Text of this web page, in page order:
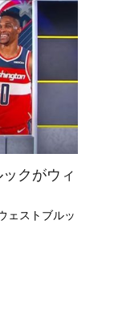
クがウィ
ェストブルッ